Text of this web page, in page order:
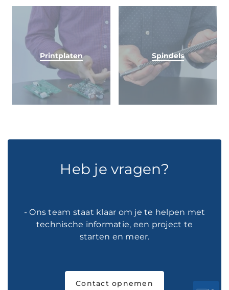
Printplaten Spindels
Heb je vragen?
- Ons team staat klaar om je te helpen met
technische informatie, een project te
starten en meer.
Contact opnemen